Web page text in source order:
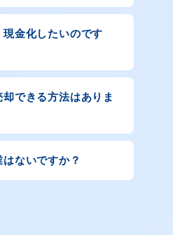
金化したいのです
できる方法はありま
ないですか？